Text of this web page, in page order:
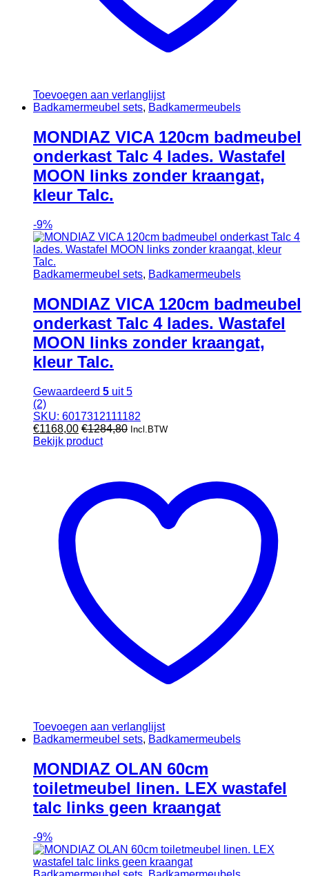
Toevoegen aan verlanglijst
Badkamermeubel sets, Badkamermeubels
MONDIAZ VICA 120cm badmeubel
onderkast Talc 4 lades. Wastafel
MOON links zonder kraangat,
kleur Talc.
-9%
Badkamermeubel sets, Badkamermeubels
MONDIAZ VICA 120cm badmeubel
onderkast Talc 4 lades. Wastafel
MOON links zonder kraangat,
kleur Talc.
Gewaardeerd 5 uit 5
(2)
SKU: 6017312111182
€1168,00 €1284,80 Incl.BTW
Bekijk product
Toevoegen aan verlanglijst
Badkamermeubel sets, Badkamermeubels
MONDIAZ OLAN 60cm
toiletmeubel linen. LEX wastafel
talc links geen kraangat
-9%